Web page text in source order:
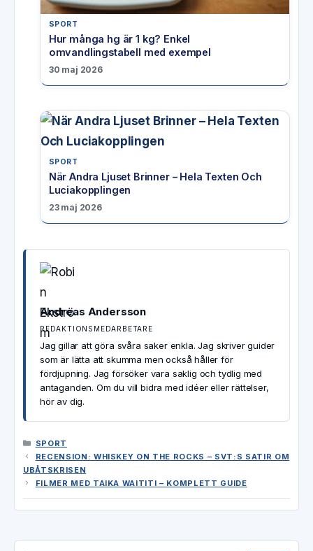
SPORT
Hur många hg är 1 kg? Enkel
omvandlingstabell med exempel
30 maj 2026
SPORT
När Andra Ljuset Brinner – Hela Texten Och
Luciakopplingen
23 maj 2026
Andreas Andersson
REDAKTIONSMEDARBETARE
Jag gillar att göra svåra saker enkla. Jag skriver guider
som är lätta att skumma men också håller för
fördjupning. Jag försöker vara saklig och tydlig med
antaganden. Om du vill bidra med idéer eller rättelser,
hör av dig.
KATEGORIER
SPORT
RECENSION: WHISKEY ON THE ROCKS – SVT:S SATIR OM
UBÅTSKRISEN
FILMER MED TAIKA WAITITI – KOMPLETT GUIDE